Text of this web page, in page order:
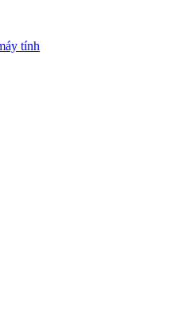
tính